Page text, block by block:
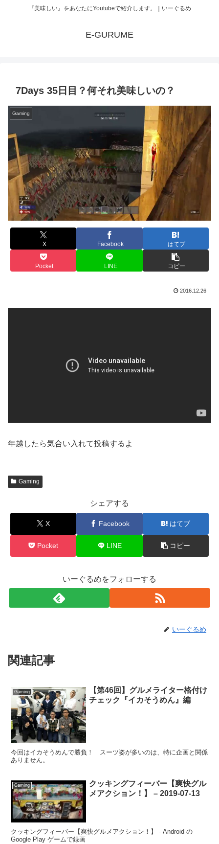
『美味しい』をあなたにYoutubeで紹介します。｜いーぐるめ
E-GURUME
7Days 35日目？何それ美味しいの？
Gaming
X Facebook はてブ
Pocket LINE コピー
2016.12.26
年越したら気合い入れて投稿するよ
Gaming
シェアする
X Facebook はてブ
Pocket LINE コピー
いーぐるめをフォローする
いーぐるめ
関連記事
Gaming
【第46回】グルメライター格付け
チェック『イカそうめん』編
今回はイカそうめんで勝負！ スーツ姿が多いのは、特に企画と関係
ありません。
Gaming
クッキングフィーバー【爽快グル
メアクション！】 – 2019-07-13
クッキングフィーバー【爽快グルメアクション！】 - Android の
Google Play ゲームで録画